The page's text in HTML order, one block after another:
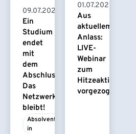
09.07.2026
Ein
Studium
endet
mit
dem
Abschluss.
Das
Netzwerk
bleibt!
Absolvent/-
in
01.07.2026
Aus
aktuellem
Anlass:
LIVE-
Webinar
zum
Hitzeaktionsplan
vorgezogen